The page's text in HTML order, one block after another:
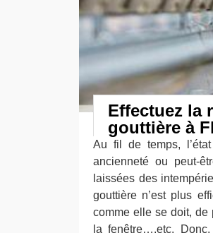
Effectuez la
gouttière à
Au fil de temps,
ancienneté ou peut-
laissées des
gouttière n’est plus
comme elle se doit, de
la fenêtre….etc.